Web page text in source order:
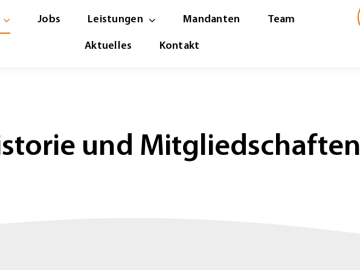
Jobs Leistungen Mandanten Team
Aktuelles Kontakt
und Mitgliedschaften